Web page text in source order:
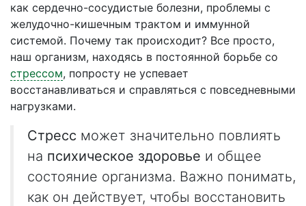
как сердечно-сосудистые болезни, проблемы с
желудочно-кишечным трактом и иммунной
системой. Почему так происходит? Все просто,
наш организм, находясь в постоянной борьбе со
стрессом, попросту не успевает
восстанавливаться и справляться с повседневными
нагрузками.
Стресс может значительно повлиять
на психическое здоровье и общее
состояние организма. Важно понимать,
как он действует, чтобы восстановить